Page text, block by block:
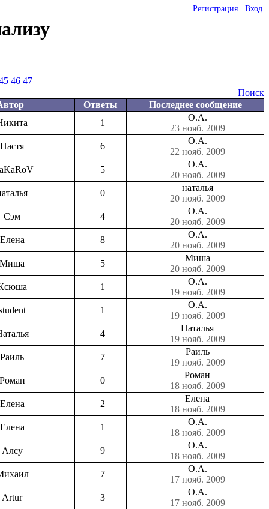
Регистрация Вход
46 47
Поиск
Ответы
Последнее сообщение
1
О.А.
23 нояб. 2009
Настя
6
О.А.
22 нояб. 2009
5
О.А.
20 нояб. 2009
0
наталья
20 нояб. 2009
Сэм
4
О.А.
20 нояб. 2009
Елена
8
О.А.
20 нояб. 2009
Миша
5
Миша
20 нояб. 2009
1
О.А.
19 нояб. 2009
1
О.А.
19 нояб. 2009
4
Наталья
19 нояб. 2009
Раиль
7
Раиль
19 нояб. 2009
0
Роман
18 нояб. 2009
Елена
2
Елена
18 нояб. 2009
Елена
1
О.А.
18 нояб. 2009
Алсу
9
О.А.
18 нояб. 2009
7
О.А.
17 нояб. 2009
Artur
3
О.А.
17 нояб. 2009